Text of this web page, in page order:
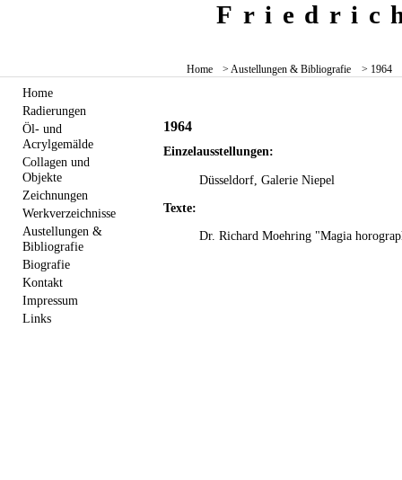
Home > Austellungen & Bibliografie > 1964
1964
Einzelausstellungen:
Düsseldorf, Galerie Niepel
Texte:
Dr. Richard Moehring "Magia
Home
Radierungen
Öl- und
Acrylgemälde
Collagen und
Objekte
Zeichnungen
Werkverzeichnisse
Austellungen &
Bibliografie
Biografie
Kontakt
Impressum
Links